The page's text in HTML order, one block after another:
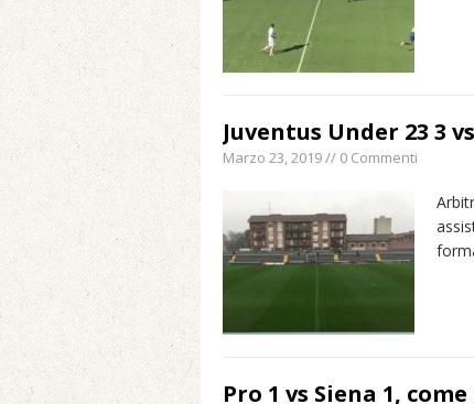
Juventus Under 23 3
Marzo 23, 2019 // 0 Commenti
Pro 1 vs Siena 1,